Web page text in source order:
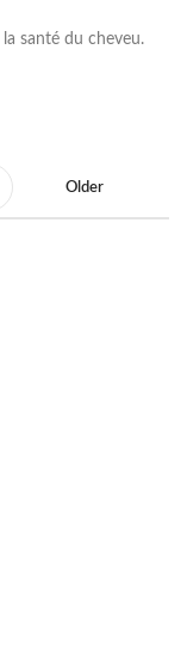
santé du cheveu.
Older